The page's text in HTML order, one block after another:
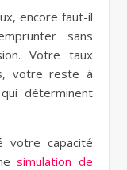
encore faut-il
sans
Votre taux
votre reste à
déterminent
votre capacité
simulation de